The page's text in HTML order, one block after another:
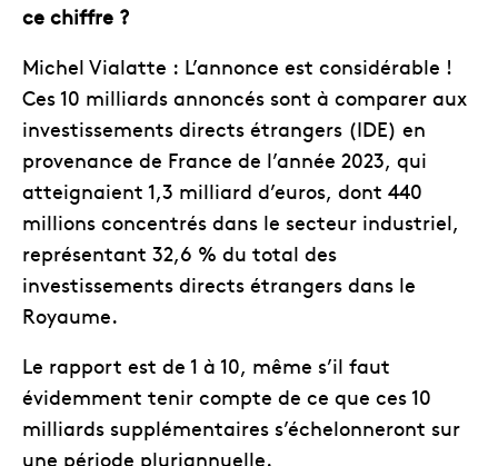
ce chiffre ?
Michel Vialatte : L’annonce est considérable !
Ces 10 milliards annoncés sont à comparer aux
investissements directs étrangers (IDE) en
provenance de France de l’année 2023, qui
atteignaient 1,3 milliard d’euros, dont 440
millions concentrés dans le secteur industriel,
représentant 32,6 % du total des
investissements directs étrangers dans le
Royaume.
Le rapport est de 1 à 10, même s’il faut
évidemment tenir compte de ce que ces 10
milliards supplémentaires s’échelonneront sur
une période pluriannuelle.